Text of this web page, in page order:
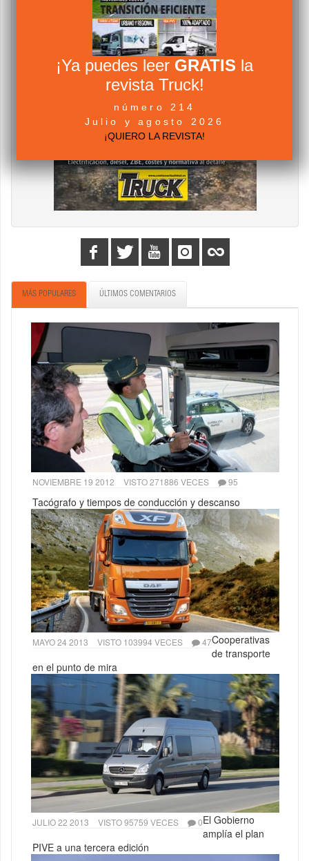
MÁS POPULARES ÚLTIMOS COMENTARIOS
NOVIEMBRE 19 2012 VISTO 271886 VECES 95
Tacógrafo y tiempos de conducción y descanso
MAYO 24 2013 VISTO 103994 VECES 47Cooperativas
de transporte
en el punto de mira
JULIO 22 2013 VISTO 95759 VECES 0El Gobierno
amplía el plan
PIVE a una tercera edición
¡Ya puedes leer GRATIS la
revista Truck!
número 214
Julio y agosto 2026
¡QUIERO LA REVISTA!